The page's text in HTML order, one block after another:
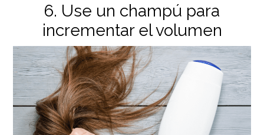
6. Use un champú para
incrementar el volumen